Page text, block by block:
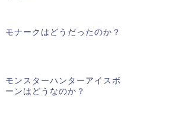
モナークはどうだったのか？
モンスターハンターアイスボ
ーンはどうなのか？